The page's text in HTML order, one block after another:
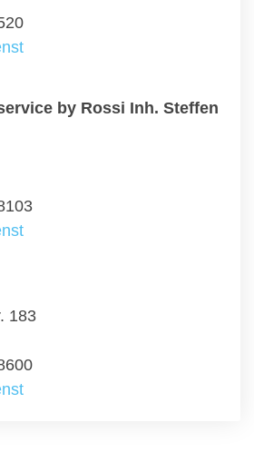
by Rossi Inh. Steffen
183